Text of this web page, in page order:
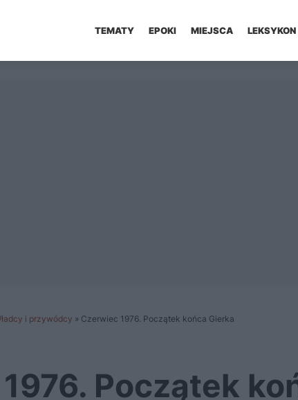
TEMATY EPOKI MIEJSCA LEKSYKON
i przywódcy » Czerwiec 1976. Początek końca Gierka
Początek